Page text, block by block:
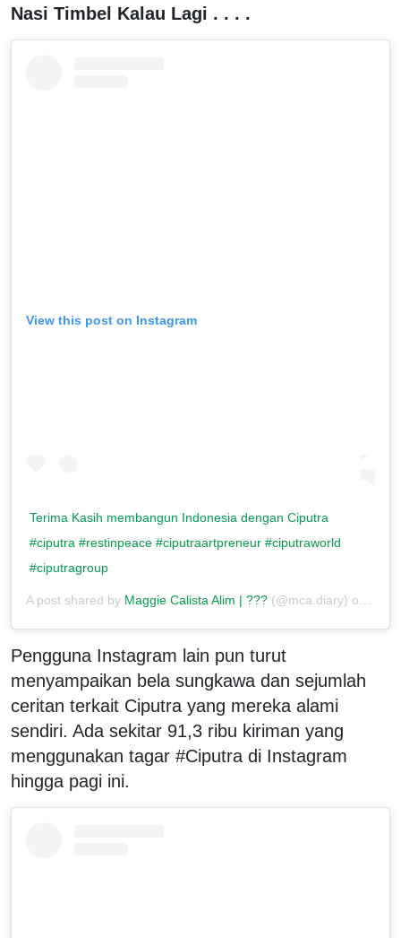
Nasi Timbel Kalau Lagi . . . .
View this post on Instagram
Terima Kasih membangun Indonesia dengan Ciputra
#ciputra #restinpeace #ciputraartpreneur #ciputraworld
#ciputragroup
A post shared by Maggie Calista Alim | ??? (@mca.diary) on
Pengguna Instagram lain pun turut
menyampaikan bela sungkawa dan sejumlah
ceritan terkait Ciputra yang mereka alami
sendiri. Ada sekitar 91,3 ribu kiriman yang
menggunakan tagar #Ciputra di Instagram
hingga pagi ini.